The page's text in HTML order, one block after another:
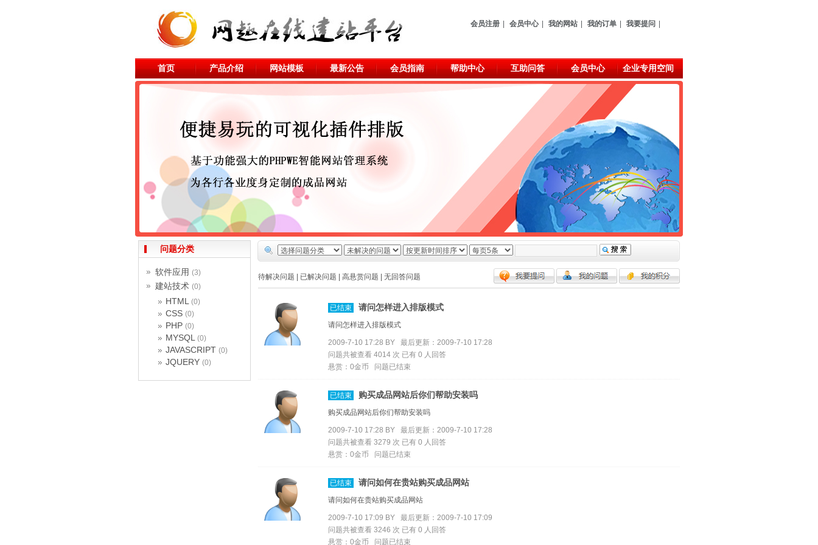
会员注册 会员中心 我的网站 我的订单 我要提问
首页 产品介绍 网站模板 最新公告 会员指南 帮助中心 互助问答 会员中心 企业专用空间
问题分类
软件应用 (3)
建站技术 (0)
HTML (0)
CSS (0)
PHP (0)
MYSQL (0)
JAVASCRIPT (0)
JQUERY (0)
待解决问题 已解决问题 高悬赏问题 无回答问题
已结束 请问怎样进入排版模式
请问怎样进入排版模式
2009-7-10 17:28 BY
最后更新：2009-7-10 17:28
问题共被查看 4014 次 已有 0 人回答
悬赏：0金币 问题已结束
已结束 购买成品网站后你们帮助安装吗
购买成品网站后你们帮助安装吗
2009-7-10 17:28 BY
最后更新：2009-7-10 17:28
问题共被查看 3279 次 已有 0 人回答
悬赏：0金币 问题已结束
已结束 请问如何在贵站购买成品网站
请问如何在贵站购买成品网站
2009-7-10 17:09 BY
最后更新：2009-7-10 17:09
问题共被查看 3246 次 已有 0 人回答
悬赏：0金币 问题已结束